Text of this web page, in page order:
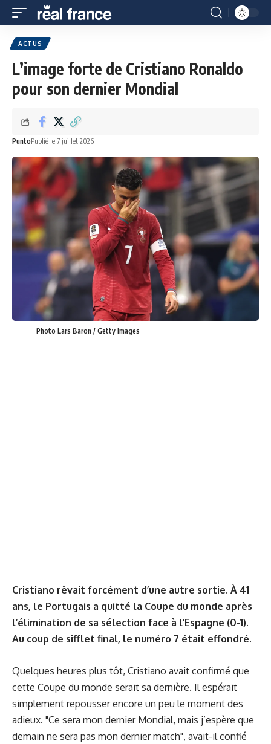
ACTUS
L’image forte de Cristiano Ronaldo
pour son dernier Mondial
PuntoPublié le 7 juillet 2026
Photo Lars Baron / Getty Images
Cristiano rêvait forcément d’une autre sortie. À 41
ans, le Portugais a quitté la Coupe du monde après
l’élimination de sa sélection face à l’Espagne (0-1).
Au coup de sifflet final, le numéro 7 était effondré.
Quelques heures plus tôt, Cristiano avait confirmé que
cette Coupe du monde serait sa dernière. Il espérait
simplement repousser encore un peu le moment des
adieux. "Ce sera mon dernier Mondial, mais j’espère que
demain ne sera pas mon dernier match", avait-il confié